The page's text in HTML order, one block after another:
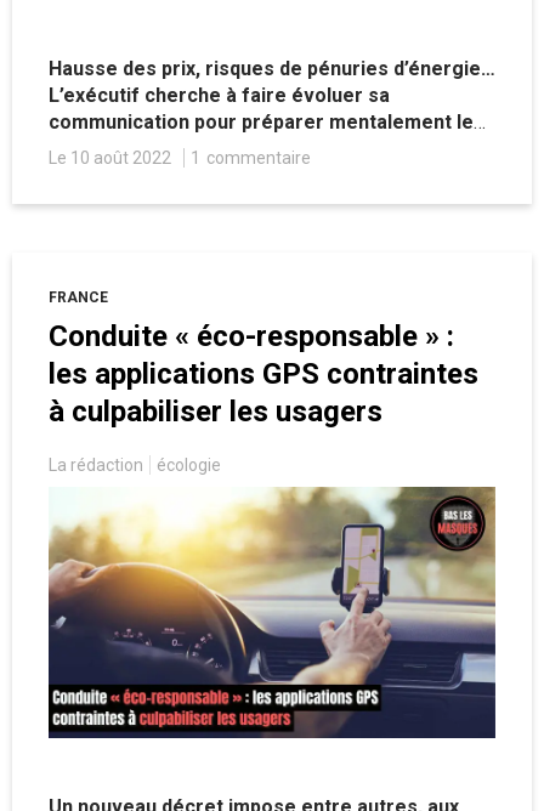
Hausse des prix, risques de pénuries d’énergie…
L’exécutif cherche à faire évoluer sa
communication pour préparer mentalement les
Français. Une méthode qui pourrait drôlement
accepter les restrictions sanitaires.
Le 10 août 2022 1 commentaire
FRANCE
Conduite « éco-responsable » :
les applications GPS contraintes
à culpabiliser les usagers
La rédaction écologie